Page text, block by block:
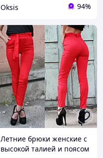
Oksis 94%
Летние брюки женские с
высокой талией и поясом